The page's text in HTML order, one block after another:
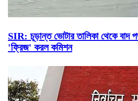
SIR: চূড়ান্ত ভোটার তালিকা থেকে বাদ
'ফ্রিজ' করল কমিশন